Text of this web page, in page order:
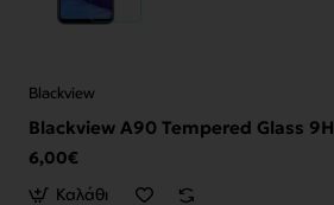
Blackview
Blackview A90 Tempered Glass 9H
6,00€
Καλάθι